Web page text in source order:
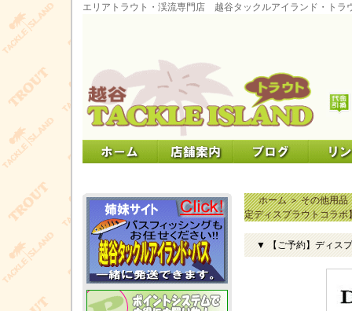
エリアトラウト・渓流専門店 越谷タックルアイランド・トラ
ホーム＞その他用品
定ディスプラウトコラボ
▼ 【ご予約】ディス